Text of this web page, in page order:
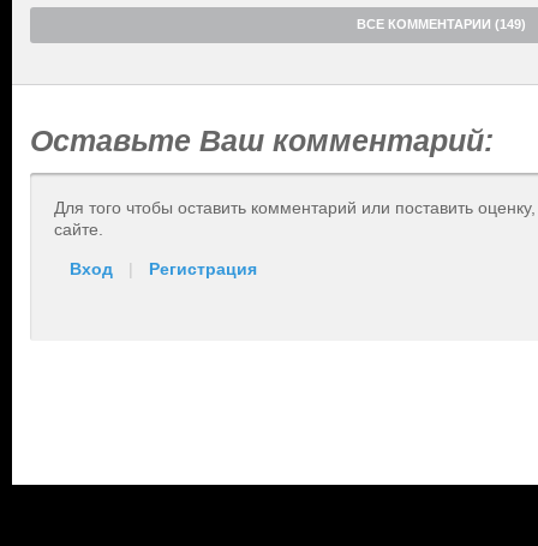
ВСЕ КОММЕНТАРИИ (149)
Оставьте Ваш комментарий:
Для того чтобы оставить комментарий или поставить
сайте.
Вход | Регистрация